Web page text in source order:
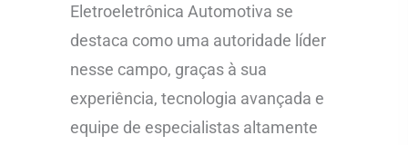
Eletroeletrônica Automotiva se
destaca como uma autoridade líder
nesse campo, graças à sua
experiência, tecnologia avançada e
equipe de especialistas altamente